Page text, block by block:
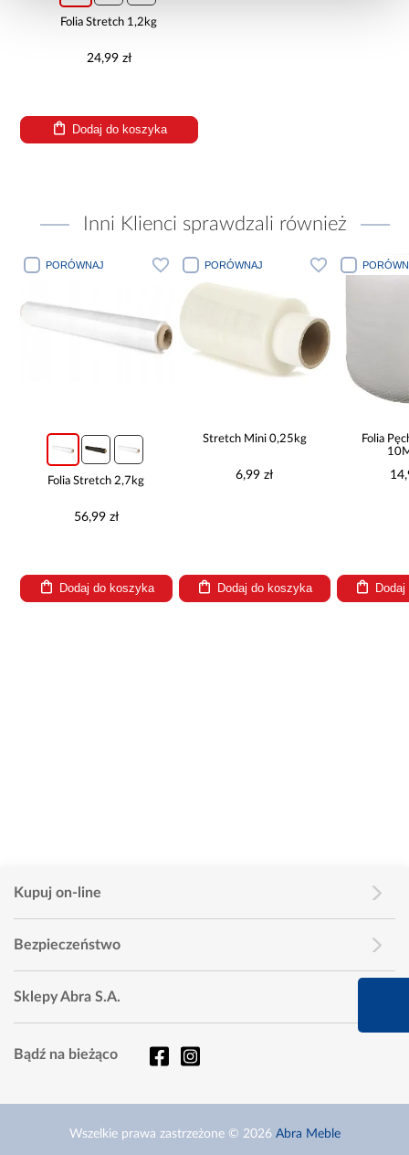
Folia Stretch 1,2kg
24,99 zł
Dodaj do koszyka
Inni Klienci sprawdzali również
PORÓWNAJ
Folia Stretch 2,7kg
56,99 zł
Dodaj do koszyka
PORÓWNAJ
Stretch Mini 0,25kg
6,99 zł
Dodaj do koszyka
Folia
Kupuj on-line
Bezpieczeństwo
Sklepy Abra S.A.
Bądź na bieżąco
Wszelkie prawa zastrzeżone © 2026 Abra Meble